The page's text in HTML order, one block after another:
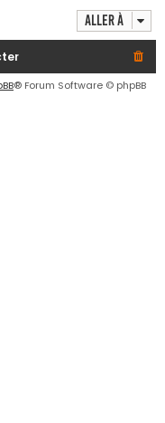
e
Aller à
® Forum Software © phpBB